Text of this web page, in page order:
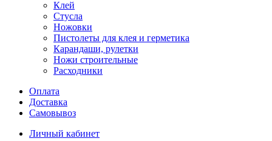
Клей
Стусла
Ножовки
Пистолеты для клея и герметика
Карандаши, рулетки
Ножи строительные
Расходники
Оплата
Доставка
Самовывоз
Личный кабинет